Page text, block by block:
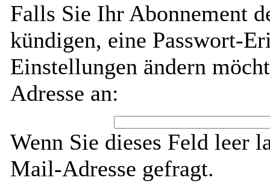
Falls Sie Ihr Abonnement
kündigen, eine Passwort-
Einstellungen ändern
Adresse an:
Wenn Sie dieses Feld leer
Mail-Adresse gefragt.